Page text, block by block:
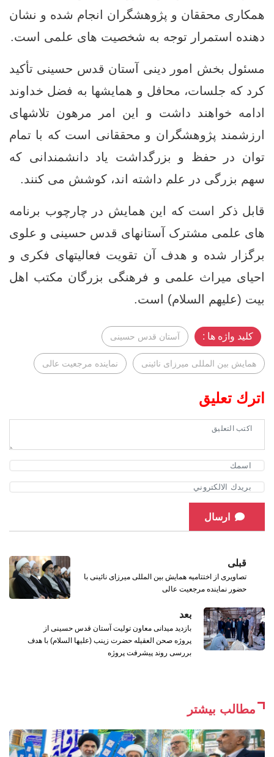
همکاری محققان و پژوهشگران انجام شده و نشان‌
دهنده استمرار توجه به شخصیت‌ های علمی است.
مسئول بخش امور دینی آستان قدس حسینی تأکید
کرد که جلسات، محافل و همایشها به فضل خداوند
ادامه خواهند داشت و این امر مرهون تلاشهای
ارزشمند پژوهشگران و محققانی است که با تمام
توان در حفظ و بزرگداشت یاد دانشمندانی که
سهم بزرگی در علم داشته‌ اند، کوشش می‌ کنند.
قابل ذکر است که این همایش در چارچوب برنامه‌
های علمی مشترک آستانهای قدس حسینی و علوی
برگزار شده و هدف آن تقویت فعالیتهای فکری و
احیای میراث علمی و فرهنگی بزرگان مکتب اهل
بیت (علیهم‌ السلام) است.
کلید واژه ها : آستان قدس حسینی
همایش بین المللی میرزای نائینی نماینده مرجعیت عالی
اترك تعليق
ارسال
قبلی
تصاویری از اختتامیه همایش بین ‌المللی میرزای نائینی با
حضور نماینده مرجعیت عالی
بعد
بازدید میدانی معاون تولیت آستان قدس حسینی از
پروژه صحن العقیله حضرت زینب (علیها السلام) با هدف
بررسی روند پیشرفت پروژه
مطالب بیشتر